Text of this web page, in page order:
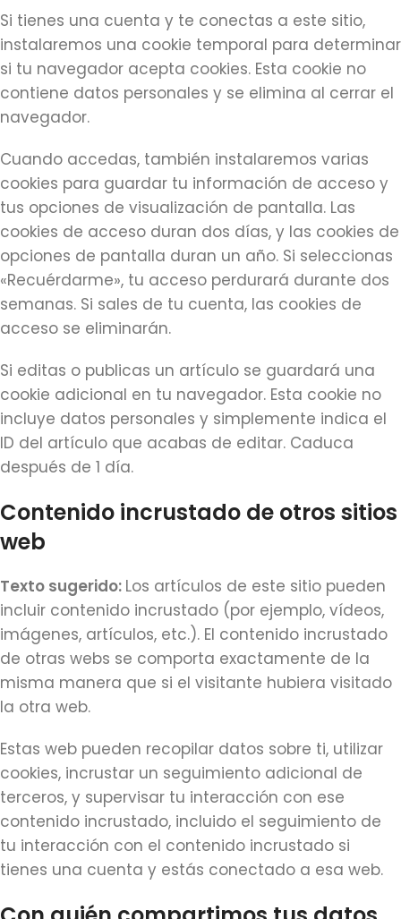
Si tienes una cuenta y te conectas a este sitio,
instalaremos una cookie temporal para determinar
si tu navegador acepta cookies. Esta cookie no
contiene datos personales y se elimina al cerrar el
navegador.
Cuando accedas, también instalaremos varias
cookies para guardar tu información de acceso y
tus opciones de visualización de pantalla. Las
cookies de acceso duran dos días, y las cookies de
opciones de pantalla duran un año. Si seleccionas
«Recuérdarme», tu acceso perdurará durante dos
semanas. Si sales de tu cuenta, las cookies de
acceso se eliminarán.
Si editas o publicas un artículo se guardará una
cookie adicional en tu navegador. Esta cookie no
incluye datos personales y simplemente indica el
ID del artículo que acabas de editar. Caduca
después de 1 día.
Contenido incrustado de otros sitios
web
Texto sugerido: Los artículos de este sitio pueden
incluir contenido incrustado (por ejemplo, vídeos,
imágenes, artículos, etc.). El contenido incrustado
de otras webs se comporta exactamente de la
misma manera que si el visitante hubiera visitado
la otra web.
Estas web pueden recopilar datos sobre ti, utilizar
cookies, incrustar un seguimiento adicional de
terceros, y supervisar tu interacción con ese
contenido incrustado, incluido el seguimiento de
tu interacción con el contenido incrustado si
tienes una cuenta y estás conectado a esa web.